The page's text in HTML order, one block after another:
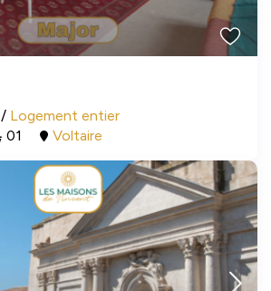
/ Logement entier
01 Voltaire